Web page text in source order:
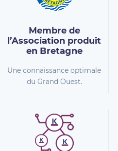
Membre de
l’Association produit
en Bretagne
Une connaissance optimale
du Grand Ouest.